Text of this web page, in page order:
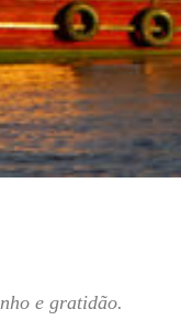
e gratidão.